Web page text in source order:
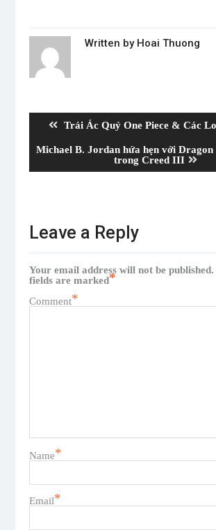
Written by Hoai Thuong
Previous
Trái Ác Quỷ One Piece & Các
Next
Michael B. Jordan hứa hẹn với Dragon
trong Creed III
Leave a Reply
Your email address will not be published.
fields are marked*
Comment*
Name*
Email*